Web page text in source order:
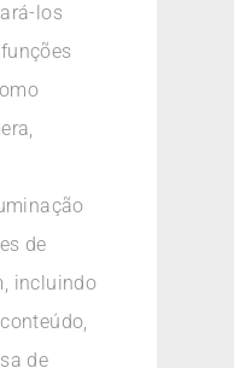
los
de
incluindo
de